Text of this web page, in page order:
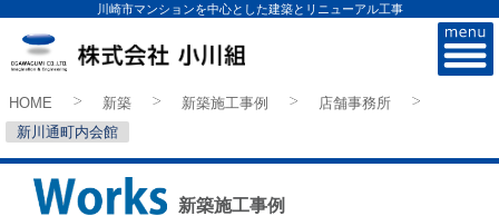
川崎市マンションを中心とした建築とリニューアル工事
HOME >新築 >新築施工事例 >店舗事務所
新川通町内会館
新築施工事例